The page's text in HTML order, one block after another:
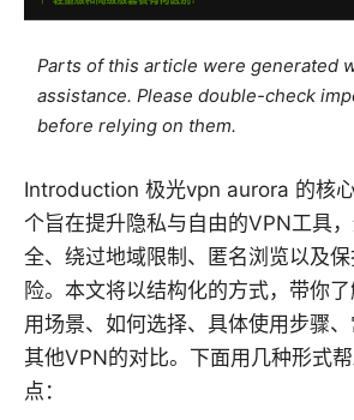
Parts of this article were generated
assistance. Please double-check
before relying on them.
Introduction 极光vpn aurora 的核
个旨在提升隐私与自由的VPN工具
全、绕过地域限制、匿名浏览以及
险。本文将以结构化的方式，带你
用场景、如何选择、具体使用步骤
其他VPN的对比。下面用几种形式
点：